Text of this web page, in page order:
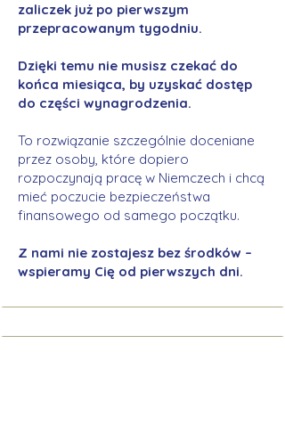
zaliczek już po pierwszym
przepracowanym tygodniu.
Dzięki temu nie musisz czekać do
końca miesiąca, by uzyskać dostęp
do części wynagrodzenia.
To rozwiązanie szczególnie doceniane
przez osoby, które dopiero
rozpoczynają pracę w Niemczech i chcą
mieć poczucie bezpieczeństwa
finansowego od samego początku.
Z nami nie zostajesz bez środków –
wspieramy Cię od pierwszych dni.